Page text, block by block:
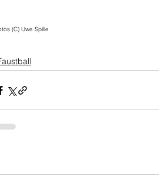
(C) Uwe Spille